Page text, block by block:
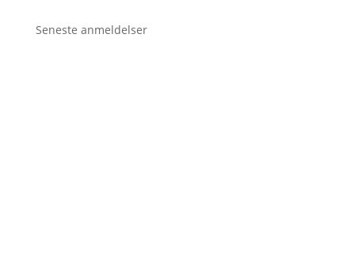
Seneste anmeldelser